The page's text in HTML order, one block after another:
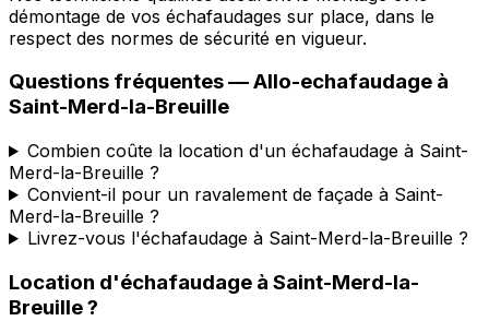
démontage de vos échafaudages sur place, dans le
respect des normes de sécurité en vigueur.
Questions fréquentes —Allo-echafaudage à
Saint-Merd-la-Breuille
Combien coûte la location d'un échafaudage à Saint-
Merd-la-Breuille ?
Convient-il pour un ravalement de façade à Saint-
Merd-la-Breuille ?
Livrez-vous l'échafaudage à Saint-Merd-la-Breuille ?
Location d'échafaudage à Saint-Merd-la-
Breuille?